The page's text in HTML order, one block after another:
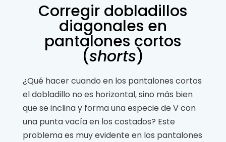
Corregir dobladillos
diagonales en
pantalones cortos
(shorts)
¿Qué hacer cuando en los pantalones cortos
el dobladillo no es horizontal, sino más bien
que se inclina y forma una especie de V con
una punta vacía en los costados? Este
problema es muy evidente en los pantalones